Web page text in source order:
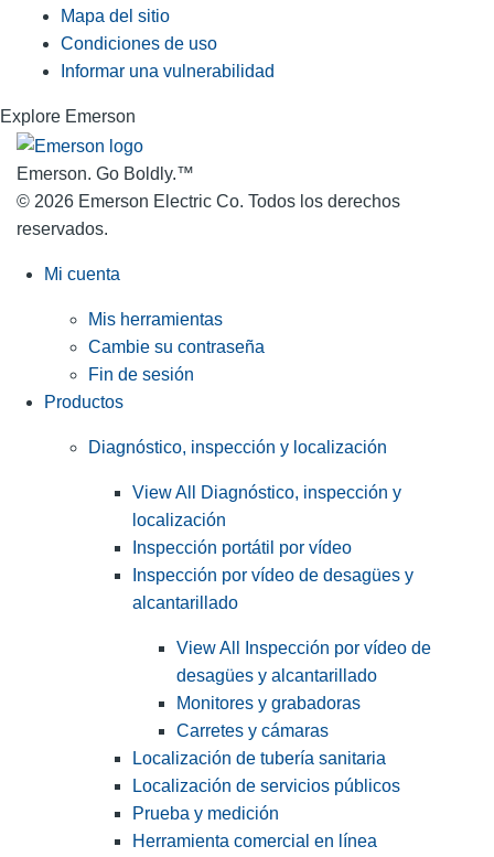
Mapa del sitio
Condiciones de uso
Informar una vulnerabilidad
Explore Emerson
Emerson. Go Boldly.™
© 2026 Emerson Electric Co. Todos los derechos
reservados.
Mi cuenta
Mis herramientas
Cambie su contraseña
Fin de sesión
Productos
Diagnóstico, inspección y localización
View All Diagnóstico, inspección y
localización
Inspección portátil por vídeo
Inspección por vídeo de desagües y
alcantarillado
View All Inspección por vídeo de
desagües y alcantarillado
Monitores y grabadoras
Carretes y cámaras
Localización de tubería sanitaria
Localización de servicios públicos
Prueba y medición
Herramienta comercial en línea